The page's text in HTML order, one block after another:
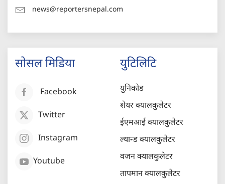
news@reportersnepal.com
सोसल मिडिया
Facebook
Twitter
Instagram
Youtube
युटिलिटि
युनिकोड
शेयर क्यालकुलेटर
ईएमआई क्यालकुलेटर
ल्यान्ड क्यालकुलेटर
वजन क्यालकुलेटर
तापमान क्यालकुलेटर